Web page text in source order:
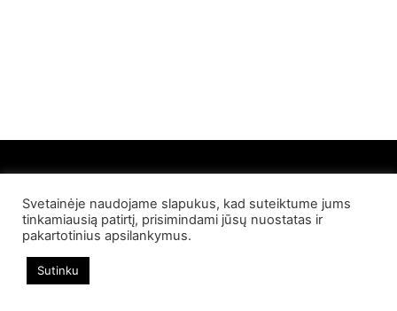
© 2022 Palangos NT. Visos teisės saugomos
Svetainėje naudojame slapukus, kad suteiktume jums
tinkamiausią patirtį, prisimindami jūsų nuostatas ir
pakartotinius apsilankymus.
Sutinku